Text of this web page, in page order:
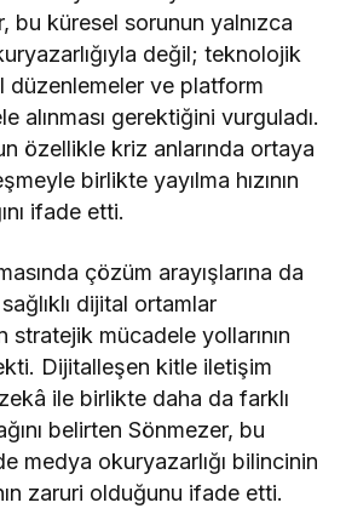
bu küresel sorunun yalnızca
değil; teknolojik
düzenlemeler ve platform
alınması gerektiğini vurguladı.
özellikle kriz anlarında ortaya
birlikte yayılma hızının
ifade etti.
çözüm arayışlarına da
dijital ortamlar
mücadele yollarının
Dijitalleşen kitle iletişim
ile birlikte daha da farklı
belirten Sönmezer, bu
medya okuryazarlığı bilincinin
zaruri olduğunu ifade etti.